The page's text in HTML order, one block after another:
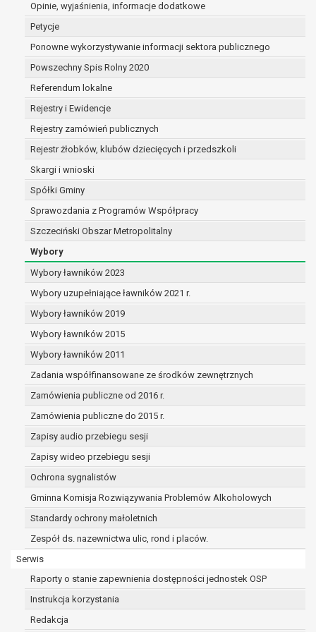
Opinie, wyjaśnienia, informacje dodatkowe
Petycje
Ponowne wykorzystywanie informacji sektora publicznego
Powszechny Spis Rolny 2020
Referendum lokalne
Rejestry i Ewidencje
Rejestry zamówień publicznych
Rejestr żłobków, klubów dziecięcych i przedszkoli
Skargi i wnioski
Spółki Gminy
Sprawozdania z Programów Współpracy
Szczeciński Obszar Metropolitalny
Wybory
Wybory ławników 2023
Wybory uzupełniające ławników 2021 r.
Wybory ławników 2019
Wybory ławników 2015
Wybory ławników 2011
Zadania współfinansowane ze środków zewnętrznych
Zamówienia publiczne od 2016 r.
Zamówienia publiczne do 2015 r.
Zapisy audio przebiegu sesji
Zapisy wideo przebiegu sesji
Ochrona sygnalistów
Gminna Komisja Rozwiązywania Problemów Alkoholowych
Standardy ochrony małoletnich
Zespół ds. nazewnictwa ulic, rond i placów.
Serwis
Raporty o stanie zapewnienia dostępności jednostek OSP
Instrukcja korzystania
Redakcja
dane są nieprawidłowe lub
prawo do żądania usunięcia danych
osobowych (tzw. prawo do bycia
zapomnianym) na podstawie art. 17 RODO,
w przypadku gdy:
dane nie są już niezbędne do celów,
sposób przetwarzane,
osoba, której dane dotyczą, wniosła
sprzeciw wobec przetwarzania
danych osobowych,
zgodę na przetwarzanie danych
osobowych, która jest podstawą
przetwarzania danych i nie ma innej
danych,
dane osobowe przetwarzane są
niezgodnie z prawem,
dane osobowe muszą być usunięte w
celu wywiązania się z obowiązku
prawo do żądania ograniczenia
przetwarzania danych osobowych na
podstawie art. 18 RODO, w przypadku gdy:
osoba, której dane dotyczą
kwestionuje prawidłowość danych
osobowych – na okres pozwalający
administratorowi sprawdzić
przetwarzanie danych jest niezgodne
z prawem, a osoba, której dane
dotyczą, sprzeciwia się usunięciu
danych, żądając w zamian ich
ograniczenia,
danych dla swoich celów, ale osoba,
której dane dotyczą, potrzebuje ich do
ustalenia, obrony lub dochodzenia
roszczeń,